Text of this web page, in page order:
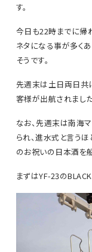
す。
今日も22時までに帰
ネタになる事が多く
そうです。
先週末は土日両日共
客様が出航されました
なお、先週末は南海
られ、進水式と言う
のお祝いの日本酒を
まずはYF-23の